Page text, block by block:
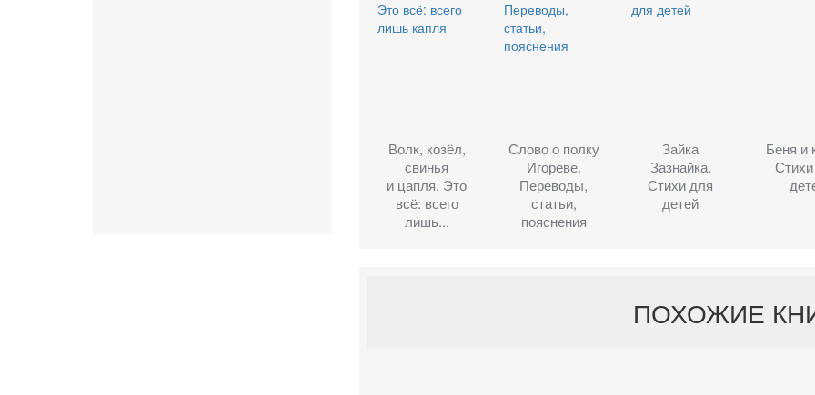
Волк, козёл,
свинья
и цапля. Это
всё: всего
лишь...
Слово о полку
Игореве.
Переводы,
статьи,
пояснения
Зайка
Зазнайка.
Стихи для
детей
Беня и
ПОХОЖИЕ